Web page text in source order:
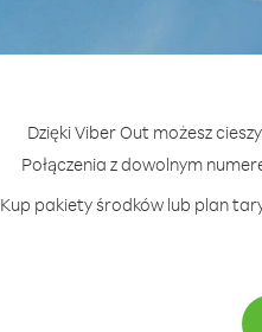
Dzięki Viber Out możesz
Połączenia z dowolnym
Kup pakiety środków lub plan